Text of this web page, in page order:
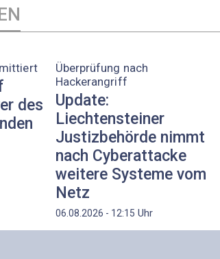
des
Überprüfung nach
Hackerangriff
Update:
Liechtensteiner
Justizbehörde nimmt
nach Cyberattacke
weitere Systeme vom
Netz
06.08.2026 - 12:15 Uhr